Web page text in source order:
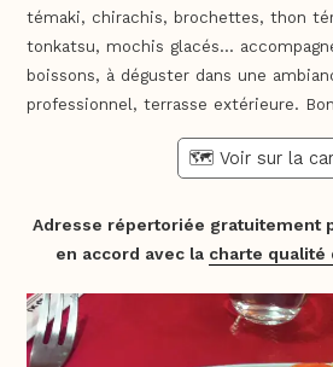
témaki, chirachis, brochettes, thon
tonkatsu, mochis glacés...
boissons, à déguster dans une
professionnel, terrasse extérieure.
🗺️ Voir sur la
Adresse répertoriée gratuitement
en accord avec la charte qualité